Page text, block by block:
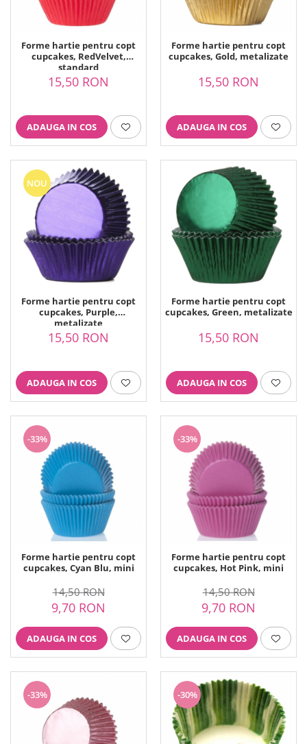
Forme hartie pentru copt
cupcakes, RedVelvet,
standard
15,50 RON
ADAUGA IN COS
Forme hartie pentru copt
cupcakes, Gold, metalizate
15,50 RON
ADAUGA IN COS
NOU
Forme hartie pentru copt
cupcakes, Purple,
metalizate
15,50 RON
ADAUGA IN COS
Forme hartie pentru copt
cupcakes, Green, metalizate
15,50 RON
ADAUGA IN COS
-33%
Forme hartie pentru copt
cupcakes, Cyan Blu, mini
14,50 RON
9,70 RON
ADAUGA IN COS
-33%
Forme hartie pentru copt
cupcakes, Hot Pink, mini
14,50 RON
9,70 RON
ADAUGA IN COS
-33% -30%